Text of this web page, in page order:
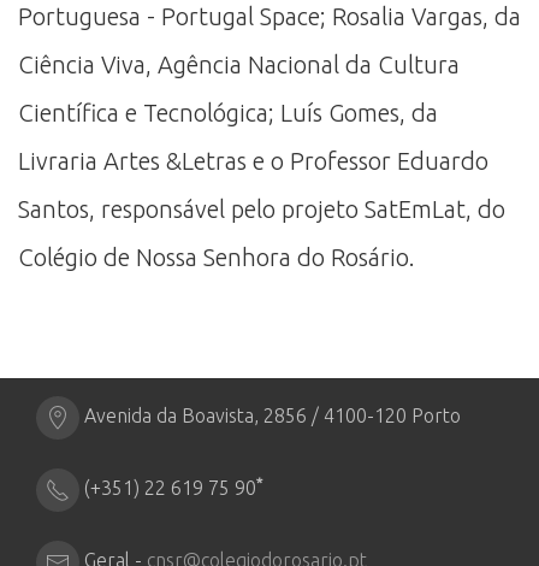
Portuguesa - Portugal Space; Rosalia Vargas, da
Ciência Viva, Agência Nacional da Cultura
Científica e Tecnológica; Luís Gomes, da
Livraria Artes &Letras e o Professor Eduardo
Santos, responsável pelo projeto SatEmLat, do
Colégio de Nossa Senhora do Rosário.
Avenida da Boavista, 2856 / 4100-120 Porto
(+351) 22 619 75 90*
Geral - cnsr@colegiodorosario.pt